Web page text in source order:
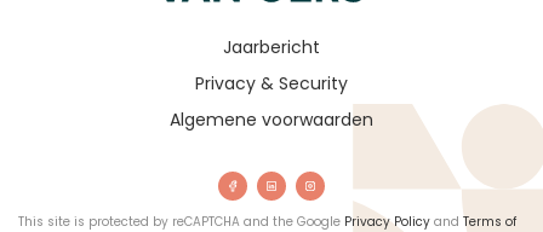
Algemene voorwaarden
Privacy & Security
Jaarbericht
This site is protected by reCAPTCHA and the Google Privacy Policy and Terms of